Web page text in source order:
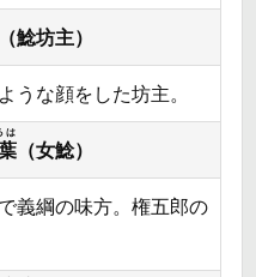
（鯰坊主）
うな顔をした坊主。
は
（女鯰）
義綱の味方。権五郎の